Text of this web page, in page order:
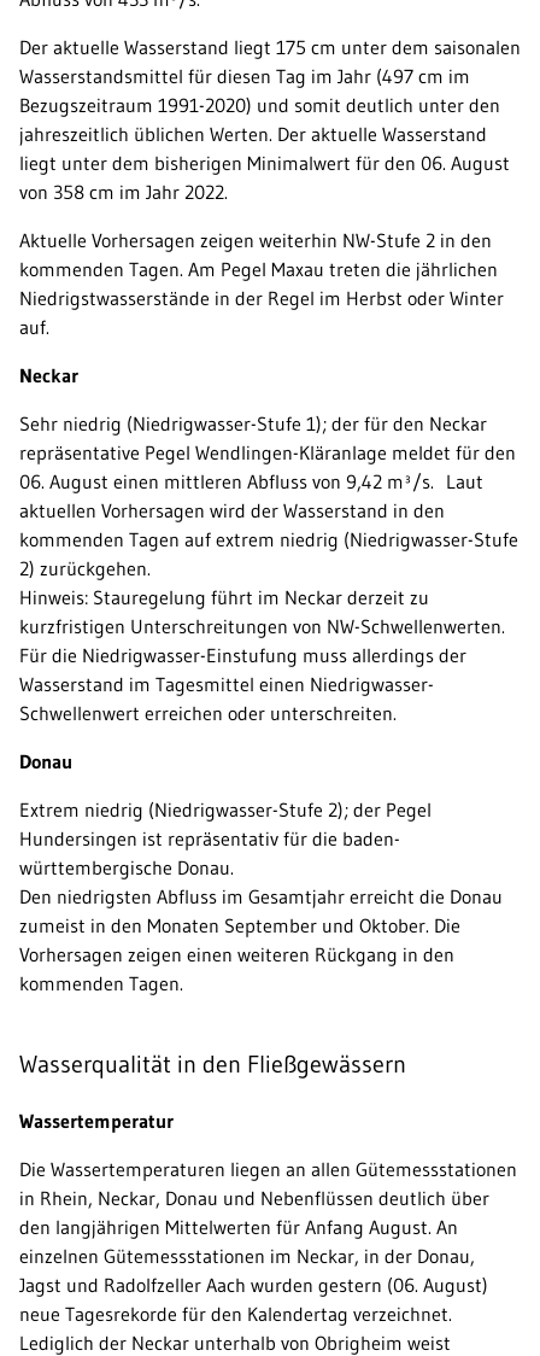
Der aktuelle Wasserstand liegt 175 cm unter dem saisonalen
Wasserstandsmittel für diesen Tag im Jahr (497 cm im
Bezugszeitraum 1991-2020) und somit deutlich unter den
jahreszeitlich üblichen Werten. Der aktuelle Wasserstand
liegt unter dem bisherigen Minimalwert für den 06. August
von 358 cm im Jahr 2022.
Aktuelle Vorhersagen zeigen weiterhin NW-Stufe 2 in den
kommenden Tagen. Am Pegel Maxau treten die jährlichen
Niedrigstwasserstände in der Regel im Herbst oder Winter
auf.
Neckar
Sehr niedrig (Niedrigwasser-Stufe 1); der für den Neckar
repräsentative Pegel Wendlingen-Kläranlage meldet für den
06. August einen mittleren Abfluss von 9,42 m³/s. Laut
aktuellen Vorhersagen wird der Wasserstand in den
kommenden Tagen auf extrem niedrig (Niedrigwasser-Stufe
2) zurückgehen.
Hinweis: Stauregelung führt im Neckar derzeit zu
kurzfristigen Unterschreitungen von NW-Schwellenwerten.
Für die Niedrigwasser-Einstufung muss allerdings der
Wasserstand im Tagesmittel einen Niedrigwasser-
Schwellenwert erreichen oder unterschreiten.
Donau
Extrem niedrig (Niedrigwasser-Stufe 2); der Pegel
Hundersingen ist repräsentativ für die baden-
württembergische Donau.
Den niedrigsten Abfluss im Gesamtjahr erreicht die Donau
zumeist in den Monaten September und Oktober. Die
Vorhersagen zeigen einen weiteren Rückgang in den
kommenden Tagen.
Wasserqualität in den Fließgewässern
Wassertemperatur
Die Wassertemperaturen liegen an allen Gütemessstationen
in Rhein, Neckar, Donau und Nebenflüssen deutlich über
den langjährigen Mittelwerten für Anfang August. An
einzelnen Gütemessstationen im Neckar, in der Donau,
Jagst und Radolfzeller Aach wurden gestern (06. August)
neue Tagesrekorde für den Kalendertag verzeichnet.
Lediglich der Neckar unterhalb von Obrigheim weist